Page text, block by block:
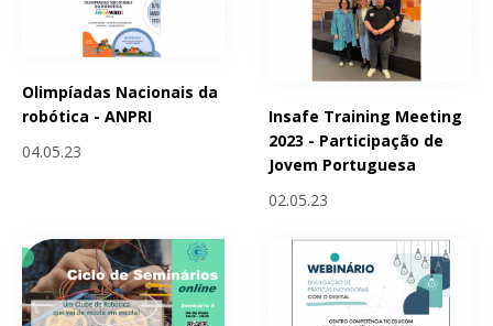
Olimpíadas Nacionais da
robótica - ANPRI
04.05.23
Insafe Training Meeting
2023 - Participação de
Jovem Portuguesa
02.05.23